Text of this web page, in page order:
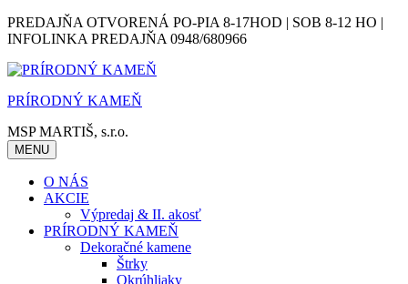
Skip
to
PREDAJŇA OTVORENÁ PO-PIA 8-17HOD | SOB 8-12 HO |
INFOLINKA PREDAJŇA 0948/680966
PRÍRODNÝ KAMEŇ
MSP MARTIŠ, s.r.o.
MENU
O NÁS
AKCIE
Výpredaj & II. akosť
PRÍRODNÝ KAMEŇ
Dekoračné kamene
Štrky
Okrúhliaky